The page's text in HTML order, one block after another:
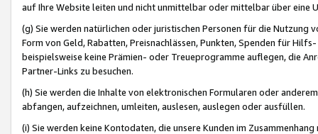
auf Ihre Website leiten und nicht unmittelbar oder mittelbar über eine
(g) Sie werden natürlichen oder juristischen Personen für die Nutzung
Form von Geld, Rabatten, Preisnachlässen, Punkten, Spenden für
beispielsweise keine Prämien- oder Treueprogramme auflegen, die
Partner-Links zu besuchen.
(h) Sie werden die Inhalte von elektronischen Formularen oder
abfangen, aufzeichnen, umleiten, auslesen, auslegen oder ausfüllen.
(i) Sie werden keine Kontodaten, die unsere Kunden im